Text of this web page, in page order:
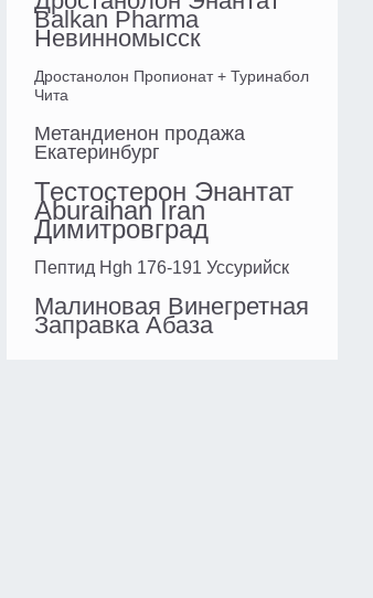
Balkan Pharma
Невинномысск
Дростанолон Пропионат + Туринабол
Чита
Метандиенон продажа
Екатеринбург
Тестостерон Энантат
Aburaihan Iran
Димитровград
Пептид Hgh 176-191 Уссурийск
Малиновая Винегретная
Заправка Абаза